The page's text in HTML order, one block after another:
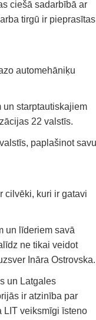
ciešā sadarbībā ar
tirgū ir pieprasītas
automehāniķu
un starptautiskajiem
22 valstīs.
paplašinot savu
cilvēki, kuri ir gatavi
un līderiem savā
ne tikai veidot
Ināra Ostrovska.
un Latgales
ir atzinība par
LIT veiksmīgi īsteno